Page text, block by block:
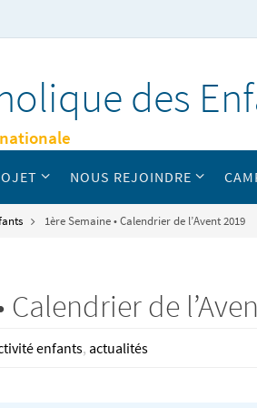
des
NOUS REJOINDRE
1ère Semaine • Calendrier de l’Avent 2019
Calendrier de
enfants, actualités